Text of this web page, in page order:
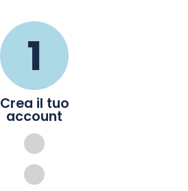
1
Crea il tuo
account